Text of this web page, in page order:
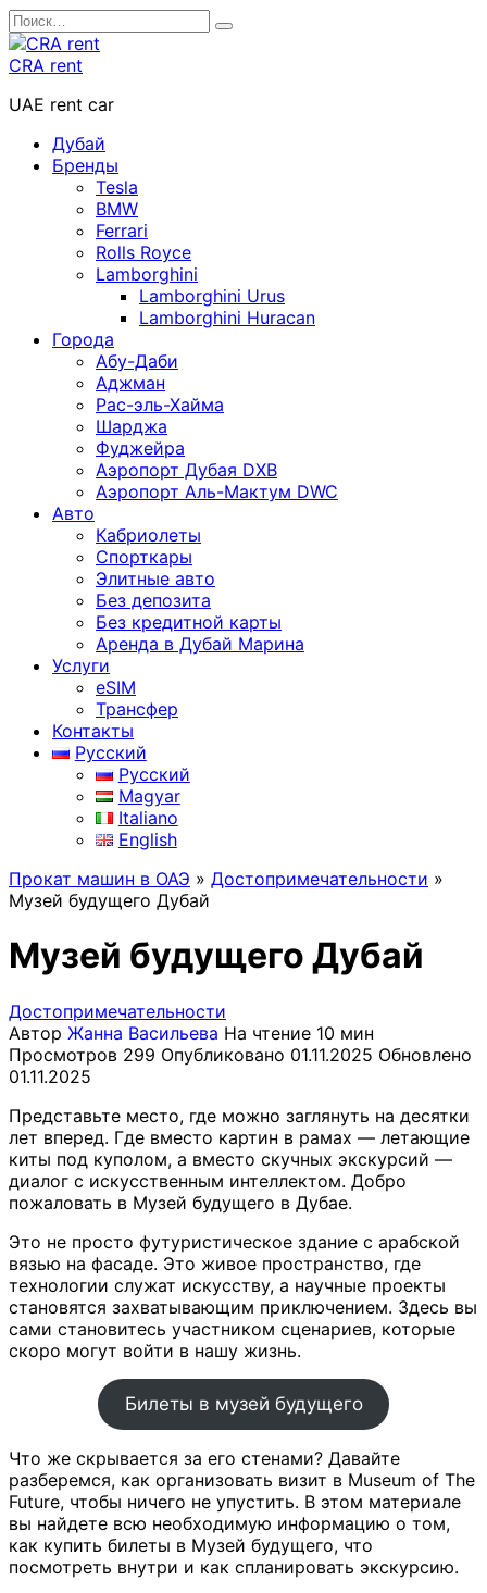
Перейти
к
содержанию
Search
for:
CRA rent
UAE rent car
Дубай
Бренды
Tesla
BMW
Ferrari
Rolls Royce
Lamborghini
Lamborghini Urus
Lamborghini Huracan
Города
Абу-Даби
Аджман
Рас-эль-Хайма
Шарджа
Фуджейра
Аэропорт Дубая DXB
Аэропорт Аль-Мактум DWC
Авто
Кабриолеты
Спорткары
Элитные авто
Без депозита
Без кредитной карты
Аренда в Дубай Марина
Услуги
eSIM
Трансфер
Контакты
Русский
Русский
Magyar
Italiano
English
Прокат машин в ОАЭ » Достопримечательности »
Музей будущего Дубай
Музей будущего Дубай
Достопримечательности
Автор Жанна Васильева На чтение 10 мин
Просмотров 299 Опубликовано 01.11.2025 Обновлено
01.11.2025
Представьте место, где можно заглянуть на десятки
лет вперед. Где вместо картин в рамах — летающие
киты под куполом, а вместо скучных экскурсий —
диалог с искусственным интеллектом. Добро
пожаловать в Музей будущего в Дубае.
Это не просто футуристическое здание с арабской
вязью на фасаде. Это живое пространство, где
технологии служат искусству, а научные проекты
становятся захватывающим приключением. Здесь вы
сами становитесь участником сценариев, которые
скоро могут войти в нашу жизнь.
Билеты в музей будущего
Что же скрывается за его стенами? Давайте
разберемся, как организовать визит в Museum of The
Future, чтобы ничего не упустить. В этом материале
вы найдете всю необходимую информацию о том,
как купить билеты в Музей будущего, что
посмотреть внутри и как спланировать экскурсию.